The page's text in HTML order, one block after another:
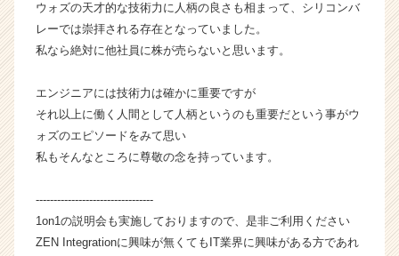
ア
（C
h
e
r
r
e
r）
ウォズの天才的な技術力に人柄の良さも相まって、シリコンバ
レーでは崇拝される存在となっていました。
私なら絶対に他社員に株が売らないと思います。
エンジニアには技術力は確かに重要ですが
それ以上に働く人間として人柄というのも重要だという事がウ
ォズのエピソードをみて思い
私もそんなところに尊敬の念を持っています。
---------------------------------
1on1の説明会も実施しておりますので、是非ご利用ください
ZEN Integrationに興味が無くてもIT業界に興味がある方であれ